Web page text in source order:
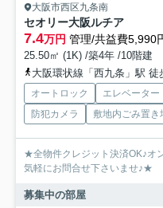
大阪市西区九条南
セオリー大阪ルチア
7.4万円 管理/共益費5,990
25.50㎡ (1K) /築4年 /10階建
大阪環状線「西九条」駅 徒
オートロック エレベーター
防犯カメラ
敷地内ごみ置き
★全物件クレジット決済OK♪オ
気軽にお問合せ下さいませ♪★
募集中の部屋